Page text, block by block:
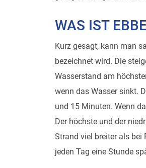
WAS IST
Kurz gesagt, kann man
bezeichnet wird. Die
Wasserstand am
wenn das Wasser sinkt.
und 15 Minuten. Wenn
Der höchste und der
Strand viel breiter als bei
jeden Tag eine Stunde